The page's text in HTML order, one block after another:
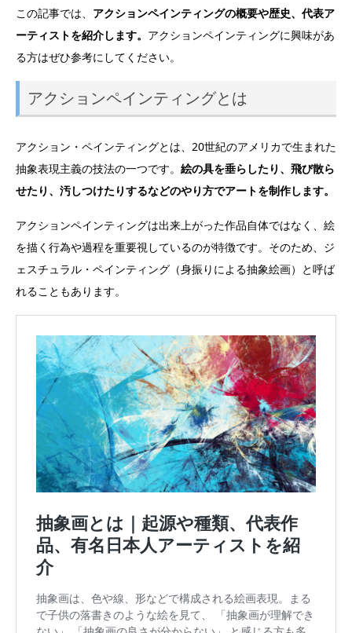
この記事では、 アクションペインティングの概要や歴史、代表ア
ーティストを紹介します。 アクションペインティングに興味があ
る方はぜひ参考にしてください。
アクションペインティングとは
アクション・ペインティングとは、20世紀のアメリカで生まれた
抽象表現主義の技法の一つです。 絵の具を垂らしたり、飛び散ら
せたり、汚しつけたりするなどのやり方でアートを制作します。
アクションペインティングは出来上がった作品自体ではなく、絵
を描く行為や過程を重要視しているのが特徴です。そのため、ジ
ェスチュラル・ペインティング（身振りによる抽象絵画）と呼ば
れることもあります。